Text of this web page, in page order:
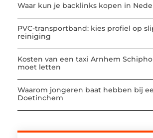
Waar kun je backlinks kopen in
PVC-transportband: kies profiel op
reiniging
Kosten van een taxi Arnhem
moet letten
Waarom jongeren baat hebben bij
Doetinchem